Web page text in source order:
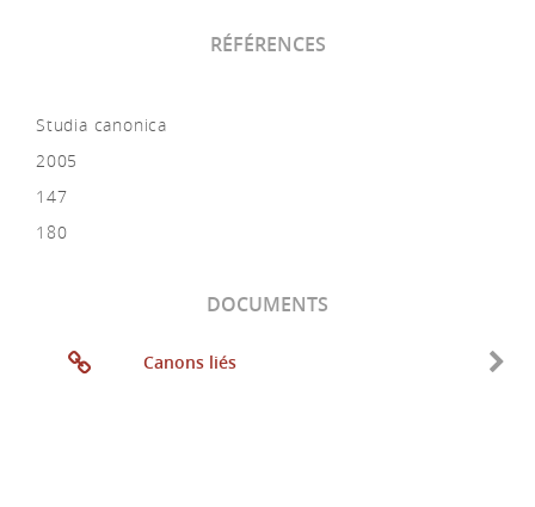
RÉFÉRENCES
Studia canonica
2005
147
180
DOCUMENTS
Canons liés